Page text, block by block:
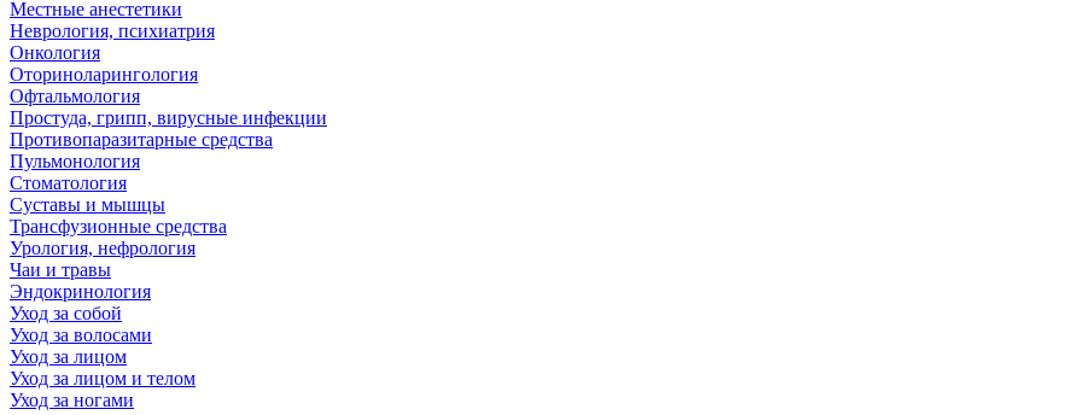
Местные анестетики
Неврология, психиатрия
Онкология
Оториноларингология
Офтальмология
Простуда, грипп, вирусные инфекции
Противопаразитарные средства
Пульмонология
Стоматология
Суставы и мышцы
Трансфузионные средства
Урология, нефрология
Чаи и травы
Эндокринология
Уход за собой
Уход за волосами
Уход за лицом
Уход за лицом и телом
Уход за ногами